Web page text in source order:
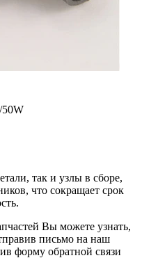
так и узлы в сборе,
что сокращает срок
Вы можете узнать,
письмо на наш
форму обратной связи